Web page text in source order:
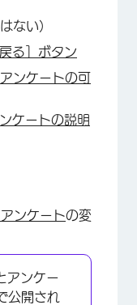
ない）
る］ボタン
ンケートの可
ケートの説明
ンケートの変
アンケー
公開され